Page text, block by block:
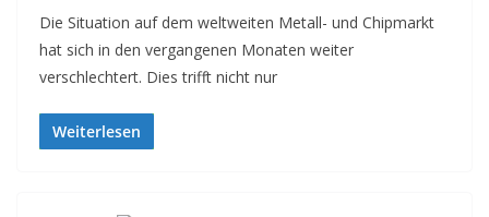
Die Situation auf dem weltweiten Metall- und Chipmarkt
hat sich in den vergangenen Monaten weiter
verschlechtert. Dies trifft nicht nur
Weiterlesen